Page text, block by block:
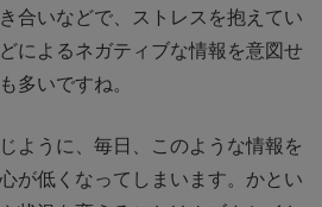
合いなどで、ストレスを抱えてい
によるネガティブな情報を意図せ
多いですね。
ように、毎日、このような情報を
が低くなってしまいます。かとい